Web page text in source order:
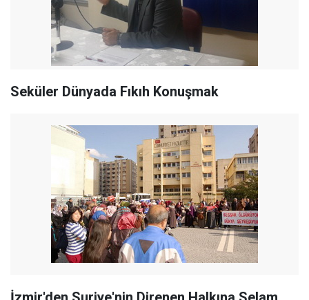
Seküler Dünyada Fıkıh Konuşmak